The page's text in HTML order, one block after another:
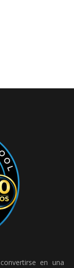
en una